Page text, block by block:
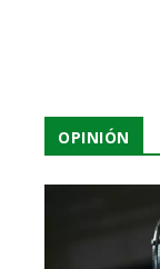
OPINIÓN